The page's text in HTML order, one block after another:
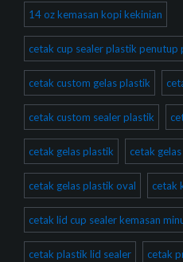
14 oz kemasan kopi kekinian
cetak cup sealer plastik penutup
cetak custom gelas plastik
cetak custom sealer plastik
cetak gelas plastik cetak
cetak gelas plastik oval cetak
cetak lid cup sealer kemasan
cetak plastik lid sealer cetak